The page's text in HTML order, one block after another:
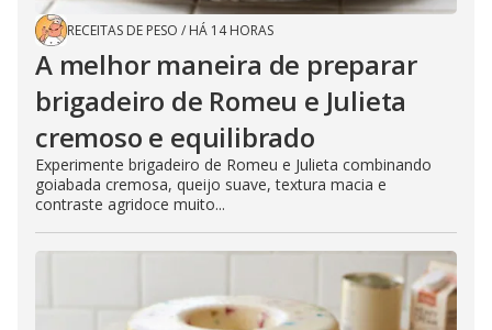
RECEITAS DE PESO / HÁ 14 HORAS
A melhor maneira de preparar
brigadeiro de Romeu e Julieta
cremoso e equilibrado
Experimente brigadeiro de Romeu e Julieta combinando
goiabada cremosa, queijo suave, textura macia e
contraste agridoce muito...